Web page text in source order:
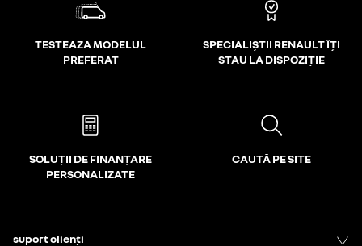
TESTEAZĂ MODELUL
PREFERAT
SPECIALIȘTII RENAULT ÎȚI
STAU LA DISPOZIȚIE
SOLUȚII DE FINANȚARE
PERSONALIZATE
CAUTĂ PE SITE
suport clienți